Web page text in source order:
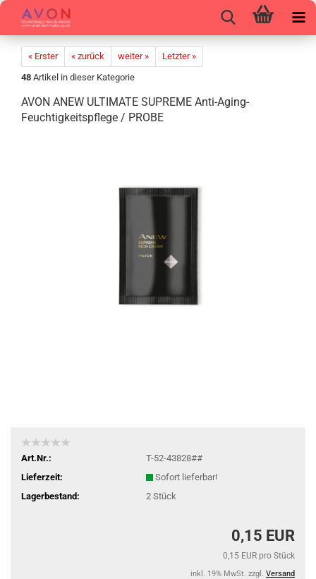
« Erster « zurück weiter »
Letzter »
48 Artikel in dieser Kategorie
AVON ANEW UL­TI­MA­TE SU­PRE­ME Anti-​Aging-
Feuchtigkeitspflege / PROBE
Art.Nr.:
T-52-43828##
Lieferzeit:
Sofort lieferbar!
Lagerbestand:
2 Stück
0,15 EUR
0,15 EUR pro Stück
inkl. 19% MwSt. zzgl. Versand